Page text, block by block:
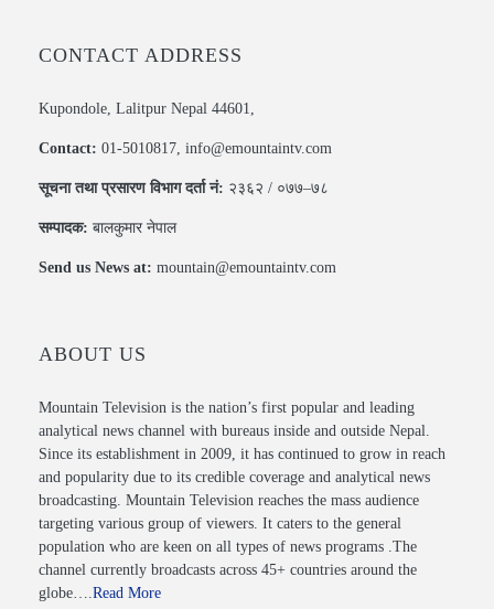
CONTACT ADDRESS
Kupondole, Lalitpur Nepal 44601,
Contact: 01-5010817, info@emountaintv.com
सूचना तथा प्रसारण विभाग दर्ता नं: २३६२ / ०७७–७८
सम्पादक: बालकुमार नेपाल
Send us News at: mountain@emountaintv.com
ABOUT US
Mountain Television is the nation’s first popular and leading
analytical news channel with bureaus inside and outside Nepal.
Since its establishment in 2009, it has continued to grow in reach
and popularity due to its credible coverage and analytical news
broadcasting. Mountain Television reaches the mass audience
targeting various group of viewers. It caters to the general
population who are keen on all types of news programs .The
channel currently broadcasts across 45+ countries around the
globe….Read More